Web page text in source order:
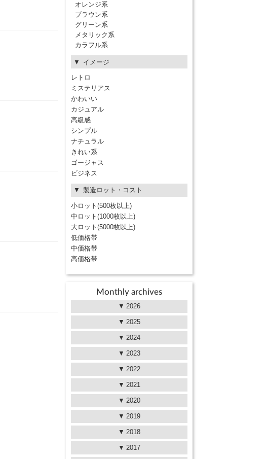
オレンジ系
ブラウン系
グリーン系
メタリック系
カラフル系
イメージ
レトロ
ミステリアス
かわいい
カジュアル
高級感
シンプル
ナチュラル
きれい系
ゴージャス
ビジネス
製造ロット・コスト
小ロット(500枚以上)
中ロット(1000枚以上)
大ロット(5000枚以上)
低価格帯
中価格帯
高価格帯
Monthly archives
2026
2025
2024
2023
2022
2021
2020
2019
2018
2017